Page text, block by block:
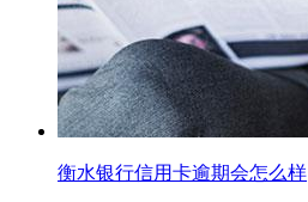
衡水银行信用卡逾期会怎么样